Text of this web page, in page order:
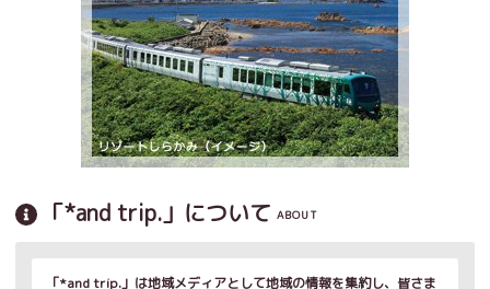
「*and trip.」について ABOUT
「*and trip.」は地域メディアとして地域の情報を集約し、皆さま